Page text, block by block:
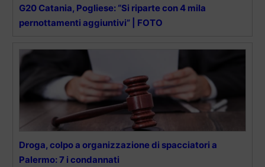
G20 Catania, Pogliese: “Si riparte con 4 mila
pernottamenti aggiuntivi” | FOTO
Droga, colpo a organizzazione di spacciatori a
Palermo: 7 i condannati